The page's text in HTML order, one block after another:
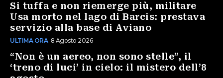
Si tuffa e non riemerge più, militare
Usa morto nel lago di Barcis: prestava
servizio alla base di Aviano
ULTIMA ORA 8 Agosto 2026
“Non è un aereo, non sono stelle”, il
‘treno di luci’ in cielo: il mistero dell’8